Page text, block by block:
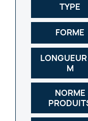
TYPE
FORME
LONGUEUR
M
NORME